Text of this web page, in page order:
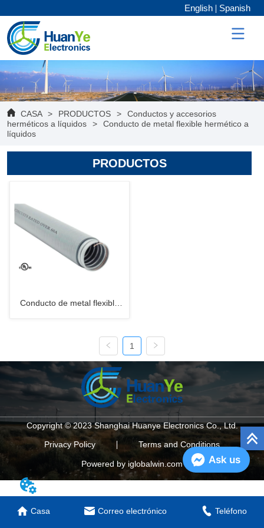
English Spanish
CASA > PRODUCTOS >
Conductos y accesorios
herméticos a líquidos
>
Conducto de metal flexible hermético a
líquidos
PRODUCTOS
Conducto de metal flexible
1
Casa Correo electrónico Teléfono
Copyright © 2023 Shanghai Huanye Electronics Co., Ltd.
Privacy Policy
Terms and Conditions
Powered by iglobalwin.com Ask us